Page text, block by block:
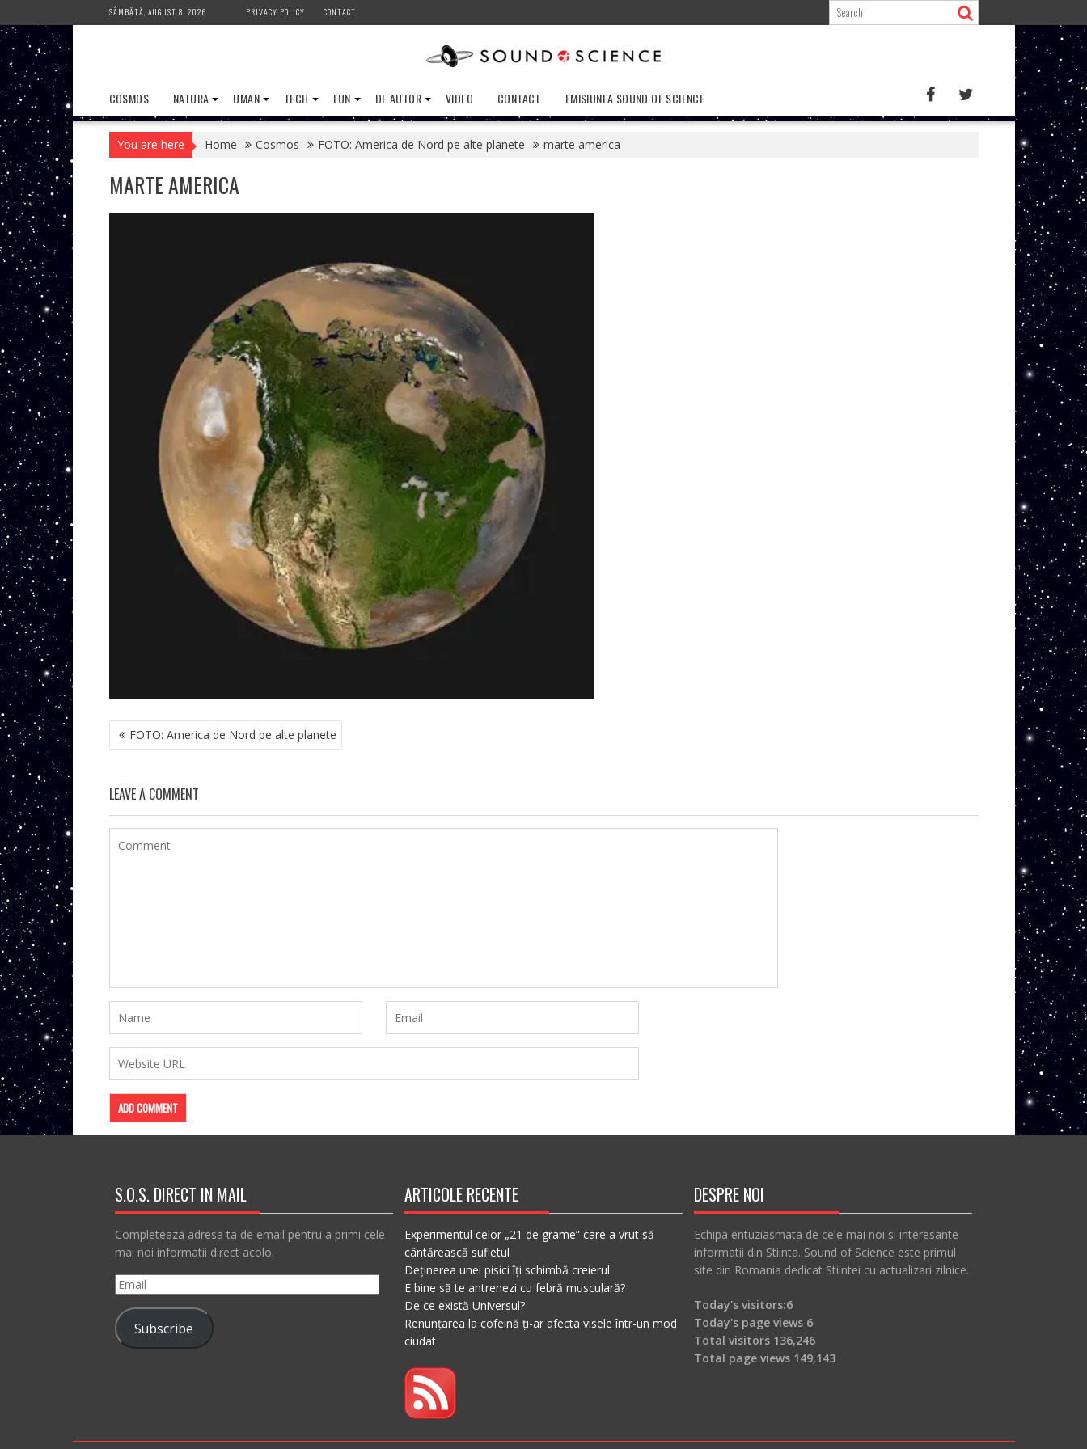
to
content
SÂMBĂTĂ, AUGUST 8, 2026 PRIVACY POLICY CONTACT
COSMOS NATURA UMAN TECH FUN DE AUTOR VIDEO CONTACT EMISIUNEA SOUND OF SCIENCE
You are here Home Cosmos FOTO: America de Nord pe alte planete marte america
MARTE AMERICA
NAVIGARE
ÎN FOTO: America de Nord pe alte planete
LEAVE A COMMENT
S.O.S. DIRECT IN MAIL
Completeaza adresa ta de email pentru a primi cele
mai noi informatii direct acolo.
Email
Subscribe
ARTICOLE RECENTE
Experimentul celor „21 de grame” care a vrut să
cântărească sufletul
Deținerea unei pisici îți schimbă creierul
E bine să te antrenezi cu febră musculară?
De ce există Universul?
Renunțarea la cofeină ți-ar afecta visele într-un mod
ciudat
DESPRE NOI
Echipa entuziasmata de cele mai noi si interesante
informatii din Stiinta. Sound of Science este primul
site din Romania dedicat Stiintei cu actualizari zilnice.
Today's visitors:6
Today's page views 6
Total visitors 136,246
Total page views 149,143